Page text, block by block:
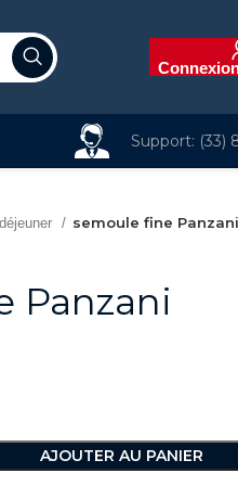
Support: (33)
semoule fine Panzani
Panzani
AJOUTER AU PANIER